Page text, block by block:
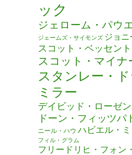
ック
ジェローム・パウ
ジェームズ・サイモンズ ジョニ
スコット・ベッセント
スコット・マイナ
スタンレー・
ミラー
デイビッド・ローゼ
ドーン・フィッツパ
ニール・ハウ ハビエル・
フィル・グラム
フリードリヒ・フォン